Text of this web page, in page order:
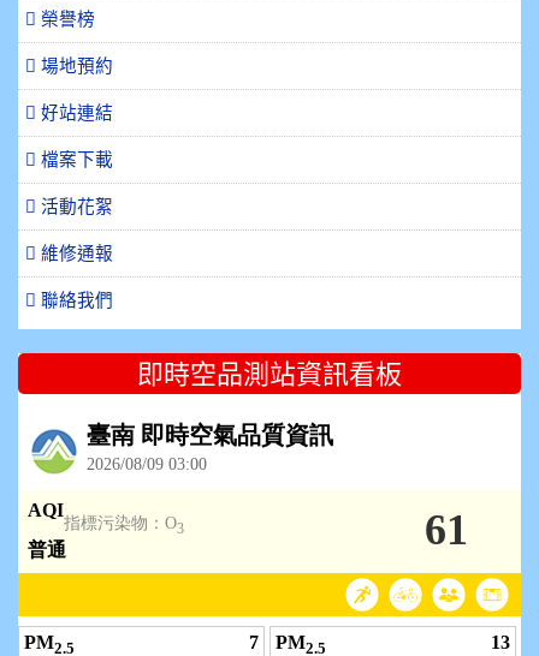
榮譽榜
場地預約
好站連結
檔案下載
活動花絮
維修通報
聯絡我們
即時空品測站資訊看板